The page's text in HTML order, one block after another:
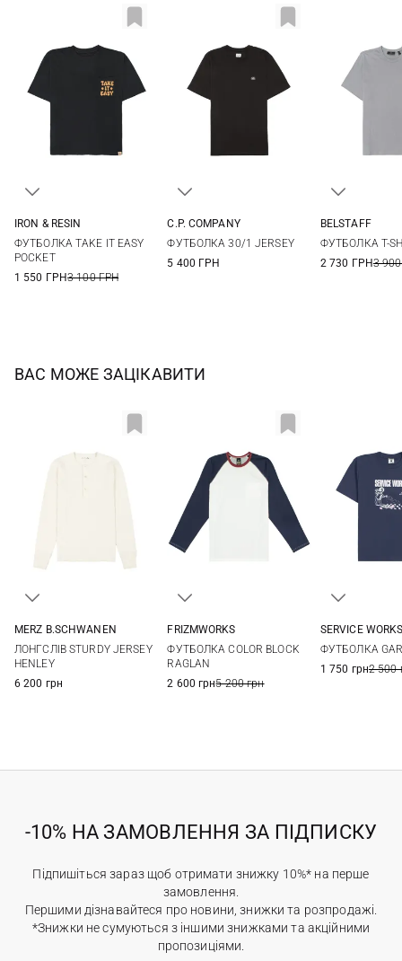
IRON & RESIN
ФУТБОЛКА TAKE IT EASY
POCKET
1 550 ГРН3 100 ГРН
C.P. COMPANY
ФУТБОЛКА 30/1 JERSEY
5 400 ГРН
BELSTAFF
ФУТБОЛКА T-
2 730 ГРН3
ВАС МОЖЕ ЗАЦІКАВИТИ
MERZ B.SCHWANEN
ЛОНГСЛІВ STURDY JERSEY
HENLEY
6 200 грн
FRIZMWORKS
ФУТБОЛКА COLOR BLOCK
RAGLAN
2 600 грн5 200 грн
SERVICE
ФУТБОЛКА
1 750 грн2 500
-10% НА ЗАМОВЛЕННЯ ЗА ПІДПИСКУ
Підпишіться зараз щоб отримати знижку 10%* на перше
замовлення.
Першими дізнавайтеся про новини, знижки та розпродажі.
*Знижки не сумуються з іншими знижками та акційними
пропозиціями.